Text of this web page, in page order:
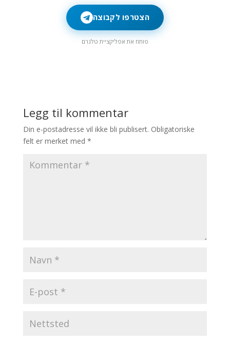
הצטרפו לקבוצה
פותח את אפליקציית טלגרם
Legg til kommentar
Din e-postadresse vil ikke bli publisert. Obligatoriske
felt er merket med *